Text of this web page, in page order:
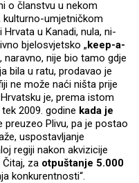
o članstvu u nekom
umjetničkom
u Kanadi, nula, ni-
bjelosvjetsko „keep-a-
naravno, nije bio tamo gdje
bila u ratu, prodavao je
ne može naći ništa prije
je, prema istom
2009. godine kada je
preuzeo Plivu, pa je postao
uspostavljanje
regiji nakon akvizicije
za otpuštanje 5.000
konkurentnosti“.